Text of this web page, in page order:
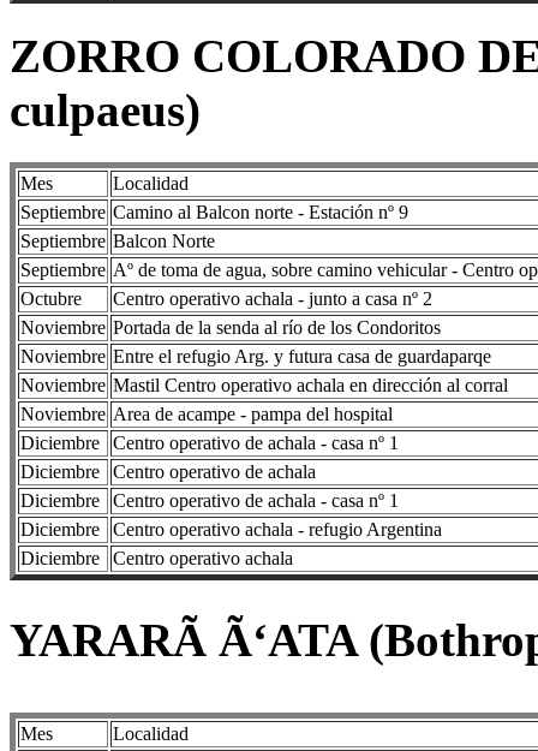
ZORRO COLORADO
culpaeus)
Mes
Localidad
Septiembre Camino al Balcon norte - Estación nº 9
Septiembre Balcon Norte
Septiembre Aº de toma de agua, sobre camino vehicular - Centro
Octubre
Centro operativo achala - junto a casa nº 2
Noviembre Portada de la senda al río de los Condoritos
Noviembre Entre el refugio Arg. y futura casa de guardaparqe
Noviembre Mastil Centro operativo achala en dirección al corral
Noviembre Area de acampe - pampa del hospital
Diciembre
Centro operativo de achala - casa nº 1
Diciembre
Centro operativo de achala
Diciembre
Centro operativo de achala - casa nº 1
Diciembre
Centro operativo achala - refugio Argentina
Diciembre
Centro operativo achala
YARARÃ Ã‘ATA
Mes
Localidad